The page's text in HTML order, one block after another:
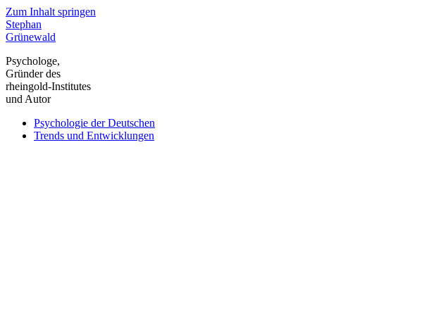
Zum Inhalt springen
Stephan
Grünewald
Psychologe,
Gründer des
rheingold-Institutes
und Autor
Psychologie der Deutschen
Trends und Entwicklungen